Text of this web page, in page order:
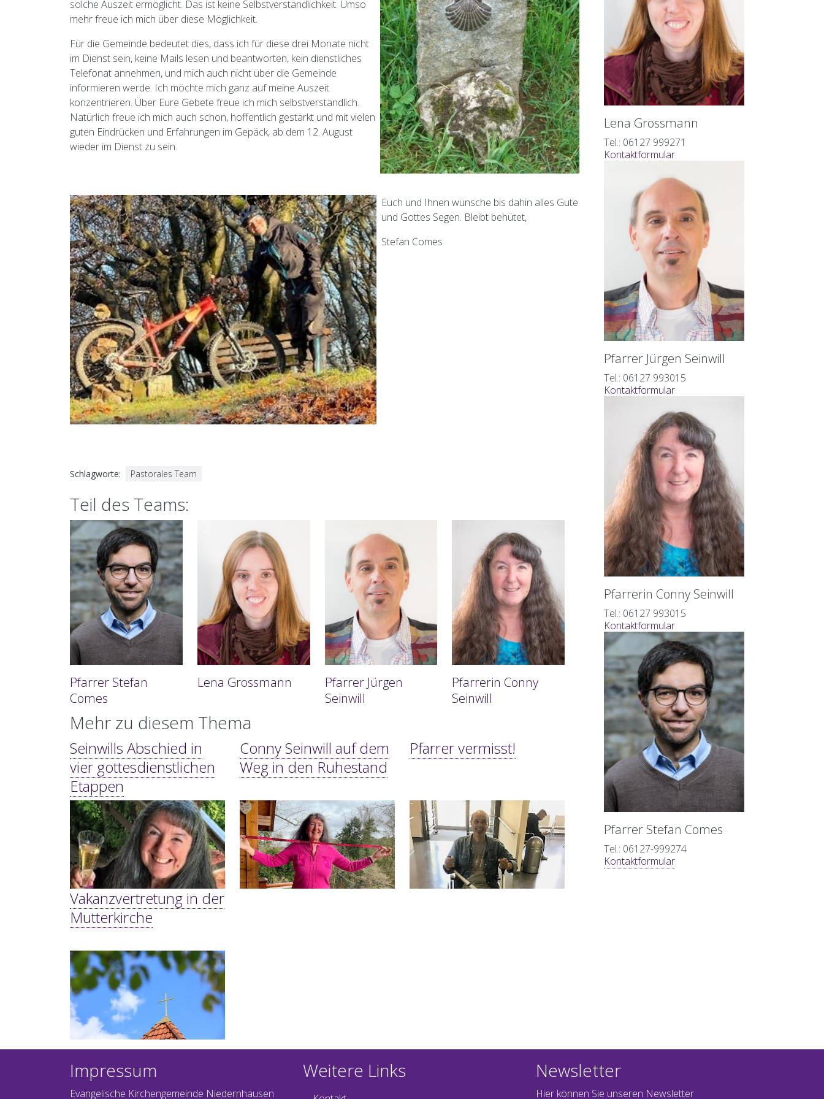
solche Auszeit ermöglicht. Das ist keine Selbstverständlichkeit. Umso
mehr freue ich mich über diese Möglichkeit.
Für die Gemeinde bedeutet dies, dass ich für diese drei Monate nicht
im Dienst sein, keine Mails lesen und beantworten, kein dienstliches
Telefonat annehmen, und mich auch nicht über die Gemeinde
informieren werde. Ich möchte mich ganz auf meine Auszeit
konzentrieren. Über Eure Gebete freue ich mich selbstverständlich.
Natürlich freue ich mich auch schon, hoffentlich gestärkt und mit vielen
guten Eindrücken und Erfahrungen im Gepäck, ab dem 12. August
wieder im Dienst zu sein.
Euch und Ihnen wünsche bis dahin alles Gute
und Gottes Segen. Bleibt behütet,
Stefan Comes
Schlagworte Pastorales Team
Teil des Teams:
Pfarrer Stefan
Comes
Lena Grossmann
Pfarrer Jürgen
Seinwill
Pfarrerin Conny
Seinwill
Mehr zu diesem Thema
Seinwills Abschied in
vier gottesdienstlichen
Etappen
Conny Seinwill auf dem
Weg in den Ruhestand
Pfarrer vermisst!
Vakanzvertretung in der
Mutterkirche
Lena Grossmann
Tel.: 06127 999271
Kontaktformular
Pfarrer Jürgen Seinwill
Tel.: 06127 993015
Kontaktformular
Pfarrerin Conny Seinwill
Tel.: 06127 993015
Kontaktformular
Pfarrer Stefan Comes
Tel.: 06127-999274
Kontaktformular
Impressum
Evangelische Kirchengemeinde Niedernhausen
Weitere Links Newsletter
Hier können Sie unseren Newsletter